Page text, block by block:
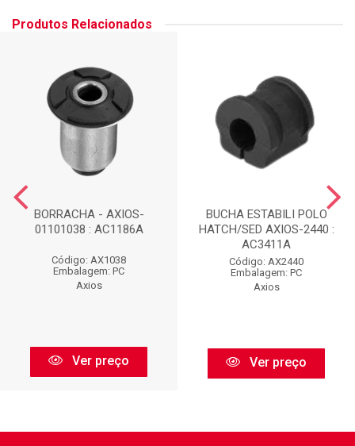
Produtos Relacionados
BORRACHA - AXIOS-
01101038 : AC1186A
Código: AX1038
Embalagem: PC
Axios
Ver preço
BUCHA ESTABILI POLO
HATCH/SED AXIOS-2440 :
AC3411A
Código: AX2440
Embalagem: PC
Axios
Ver preço